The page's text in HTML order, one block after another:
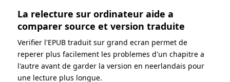
La relecture sur ordinateur aide a
comparer source et version traduite
Verifier l'EPUB traduit sur grand ecran permet de
reperer plus facilement les problemes d'un chapitre a
l'autre avant de garder la version en neerlandais pour
une lecture plus longue.